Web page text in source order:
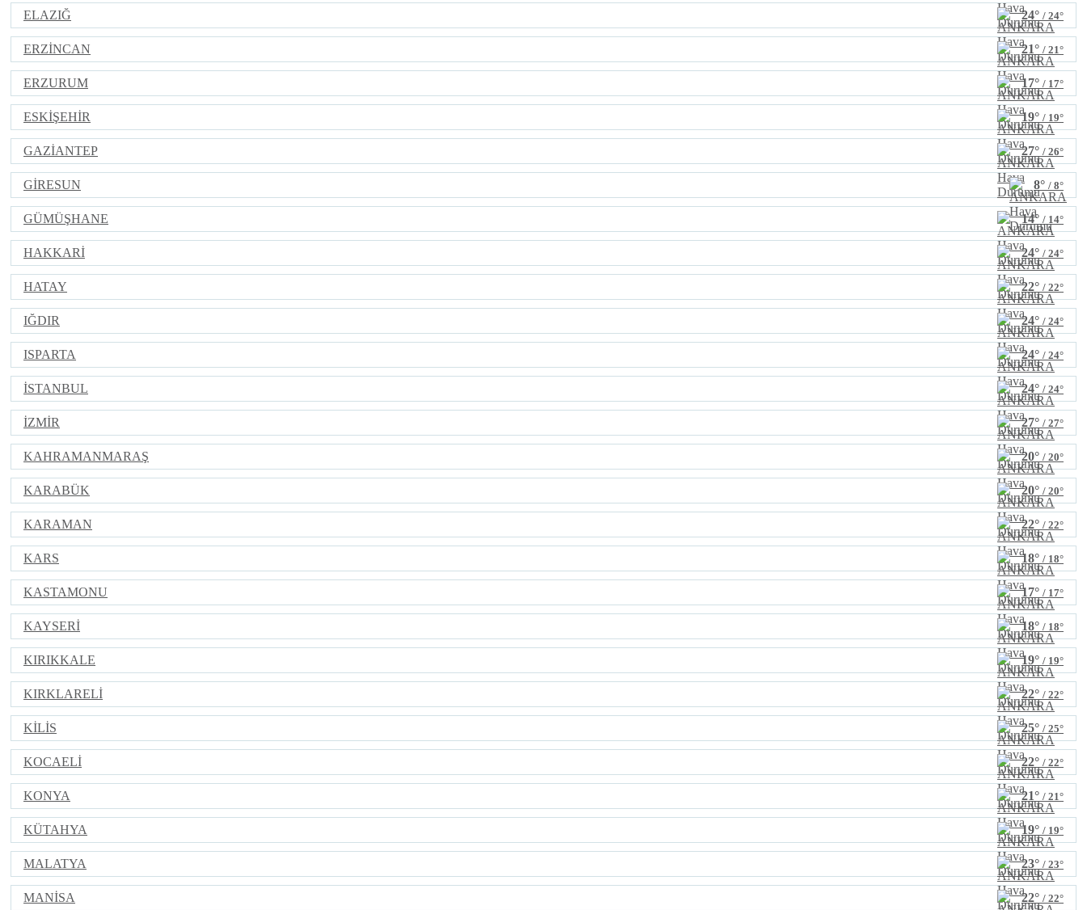
ELAZIĞ 24° / 24°
ERZİNCAN 21° / 21°
ERZURUM 17° / 17°
ESKİŞEHİR 19° / 19°
GAZİANTEP 27° / 26°
GİRESUN 8° / 8°
GÜMÜŞHANE 14° / 14°
HAKKARİ 24° / 24°
HATAY 22° / 22°
IĞDIR 24° / 24°
ISPARTA 24° / 24°
İSTANBUL 24° / 24°
İZMİR 27° / 27°
KAHRAMANMARAŞ 20° / 20°
KARABÜK 20° / 20°
KARAMAN 22° / 22°
KARS 18° / 18°
KASTAMONU 17° / 17°
KAYSERİ 18° / 18°
KIRIKKALE 19° / 19°
KIRKLARELİ 22° / 22°
KİLİS 25° / 25°
KOCAELİ 22° / 22°
KONYA 21° / 21°
KÜTAHYA 19° / 19°
MALATYA 23° / 23°
MANİSA 22° / 22°